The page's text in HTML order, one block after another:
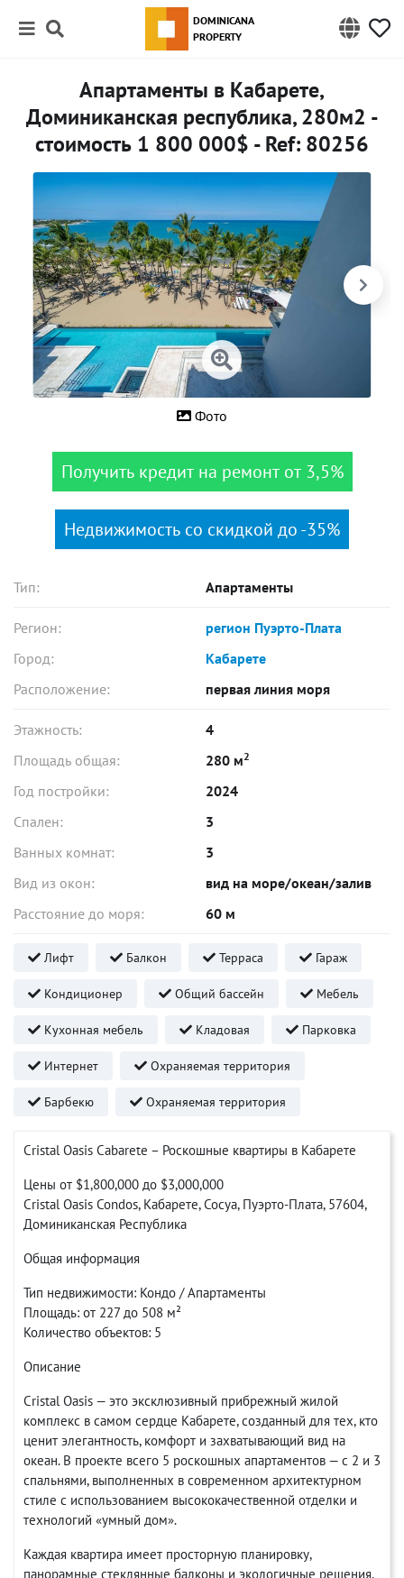
DOMINICANA
PROPERTY
Апартаменты в Кабарете,
Доминиканская республика, 280м2 -
стоимость 1 800 000$ - Ref: 80256
Фото
Получить кредит на ремонт от 3,5%
Недвижимость со скидкой до -35%
Тип: Апартаменты
Регион:
регион Пуэрто-Плата
Город:
Кабарете
Расположение:
первая линия моря
Этажность:
4
Площадь общая:
280 м2
Год постройки:
2024
Спален:
3
Ванных комнат:
3
Вид из окон:
вид на море/океан/залив
Расстояние до моря:
60 м
Лифт Балкон Терраса Гараж
Кондиционер Общий бассейн Мебель
Кухонная мебель Кладовая Парковка
Интернет Охраняемая территория
Барбекю Охраняемая территория
Cristal Oasis Cabarete – Роскошные квартиры в Кабарете
Цены от $1,800,000 до $3,000,000
Cristal Oasis Condos, Кабарете, Сосуа, Пуэрто-Плата, 57604,
Доминиканская Республика
Общая информация
Тип недвижимости: Кондо / Апартаменты
Площадь: от 227 до 508 м²
Количество объектов: 5
Описание
Cristal Oasis — это эксклюзивный прибрежный жилой
комплекс в самом сердце Кабарете, созданный для тех, кто
ценит элегантность, комфорт и захватывающий вид на
океан. В проекте всего 5 роскошных апартаментов — с 2 и 3
спальнями, выполненных в современном архитектурном
стиле с использованием высококачественной отделки и
технологий «умный дом».
Каждая квартира имеет просторную планировку,
панорамные стеклянные балконы и экологичные решения,